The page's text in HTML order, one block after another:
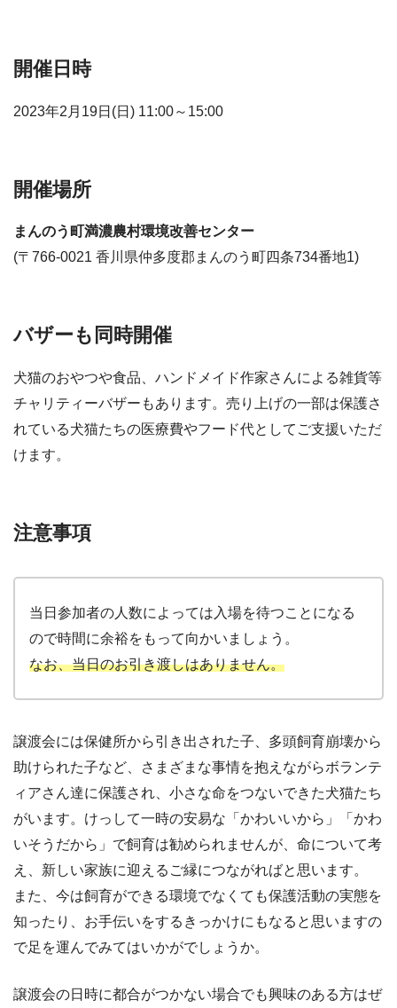
開催日時
2023年2月19日(日) 11:00～15:00
開催場所
まんのう町満濃農村環境改善センター
(〒766-0021 香川県仲多度郡まんのう町四条734番地1)
バザーも同時開催
犬猫のおやつや食品、ハンドメイド作家さんによる雑貨等
チャリティーバザーもあります。売り上げの一部は保護さ
れている犬猫たちの医療費やフード代としてご支援いただ
けます。
注意事項
当日参加者の人数によっては入場を待つことになる
ので時間に余裕をもって向かいましょう。
なお、当日のお引き渡しはありません。
譲渡会には保健所から引き出された子、多頭飼育崩壊から
助けられた子など、さまざまな事情を抱えながらボランテ
ィアさん達に保護され、小さな命をつないできた犬猫たち
がいます。けっして一時の安易な「かわいいから」「かわ
いそうだから」で飼育は勧められませんが、命について考
え、新しい家族に迎えるご縁につながればと思います。
また、今は飼育ができる環境でなくても保護活動の実態を
知ったり、お手伝いをするきっかけにもなると思いますの
で足を運んでみてはいかがでしょうか。
譲渡会の日時に都合がつかない場合でも興味のある方はぜ